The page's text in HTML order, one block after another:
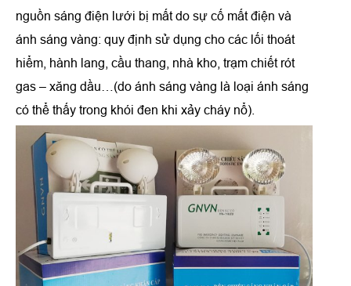
nguồn sáng điện lưới bị mất do sự cố mất điện và
ánh sáng vàng: quy định sử dụng cho các lối thoát
hiểm, hành lang, cầu thang, nhà kho, trạm chiết rót
gas – xăng dầu…(do ánh sáng vàng là loại ánh sáng
có thể thấy trong khói đen khi xảy cháy nổ).